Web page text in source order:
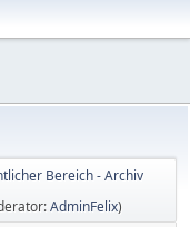
Bereich - Archiv
AdminFelix)